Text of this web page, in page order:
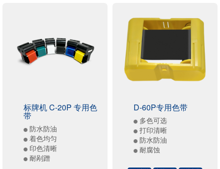
标牌机 C-20P 专用色
带
防水防油
着色均匀
印色清晰
耐剐蹭
D-60P专用色带
多色可选
打印清晰
防水防油
耐腐蚀